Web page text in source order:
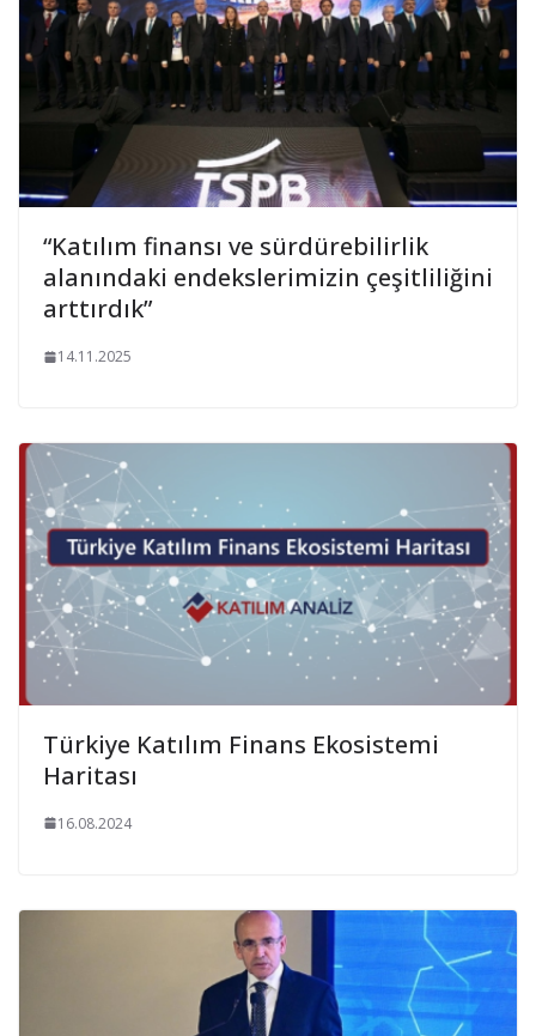
“Katılım finansı ve sürdürebilirlik
alanındaki endekslerimizin çeşitliliğini
arttırdık”
14.11.2025
Türkiye Katılım Finans Ekosistemi
Haritası
16.08.2024